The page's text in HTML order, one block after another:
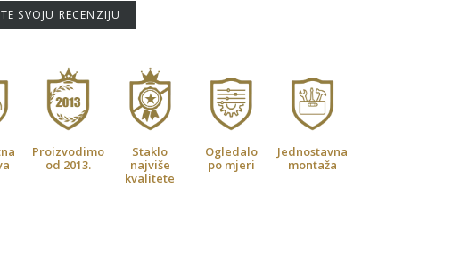
SVOJU RECENZIJU
Proizvodimo
od 2013.
Staklo
najviše
kvalitete
Ogledalo
po mjeri
Jednostavna
montaža